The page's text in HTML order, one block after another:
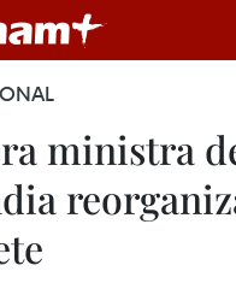
ministra